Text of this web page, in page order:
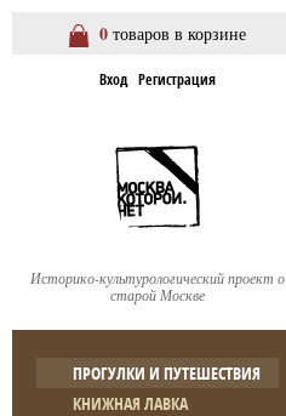
0 товаров в корзине
Вход Регистрация
Историко-культурологический проект о
старой Москве
ПРОГУЛКИ И ПУТЕШЕСТВИЯ
КНИЖНАЯ ЛАВКА